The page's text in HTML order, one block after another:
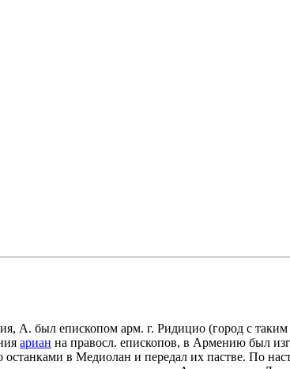
А. был епископом арм. г. Ридицио (город с
ариан на правосл. епископов, в Армению был
в Медиолан и передал их пастве. По